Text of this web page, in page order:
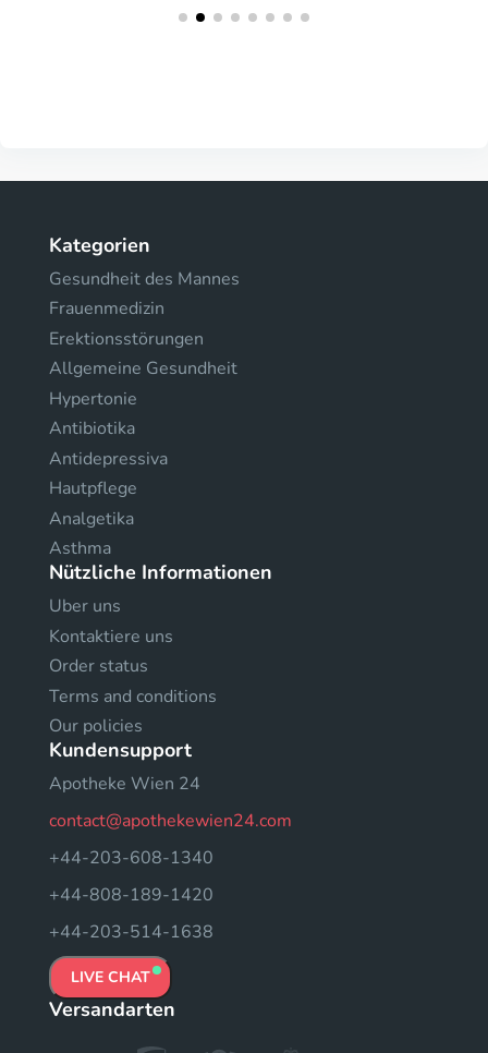
Kategorien
Gesundheit des Mannes
Frauenmedizin
Erektionsstörungen
Allgemeine Gesundheit
Hypertonie
Antibiotika
Antidepressiva
Hautpflege
Analgetika
Asthma
Nützliche Informationen
Uber uns
Kontaktiere uns
Order status
Terms and conditions
Our policies
Kundensupport
Apotheke Wien 24
contact@apothekewien24.com
+44-203-608-1340
+44-808-189-1420
+44-203-514-1638
LIVE CHAT
Versandarten